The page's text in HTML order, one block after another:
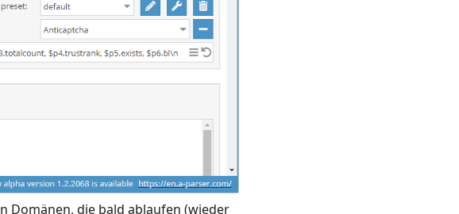
Domänen, die bald ablaufen (wieder